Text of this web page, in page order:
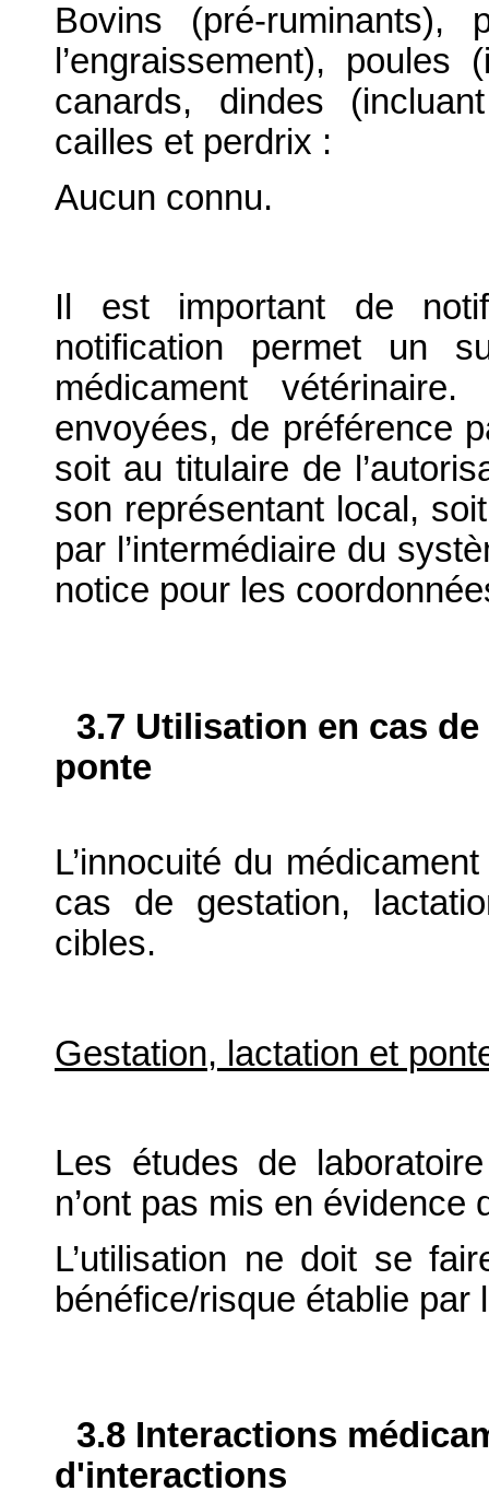
Bovins (pré-
l’engraissement),
canards, dindes
cailles et perdrix :
Aucun connu.
Il est important de
notification permet un
médicament
envoyées, de préférence
soit au titulaire de
son représentant local,
par l’intermédiaire du
notice pour les
3.7 Utilisation en cas
ponte
L’innocuité du
cas de gestation,
cibles.
Gestation, lactation et
Les études de
n’ont pas mis en évidence
L’utilisation ne doit se
bénéfice/risque établie
3.8 Interactions
d'interactions